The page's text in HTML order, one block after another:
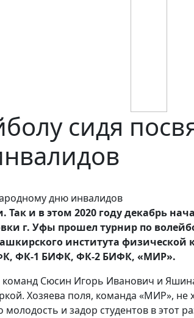
сидя
и в этом 2020 году декабрь
г. Уфы прошел турнир по
института
ФК-1 БИФК, ФК-2 БИФК, «МИР».
Сюсин Игорь Иванович и
Хозяева поля, команда «МИР», не
и задор студентов в этот